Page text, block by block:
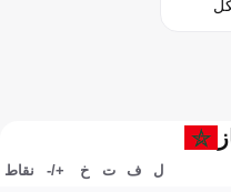
ل ف ت خ +/- نقاط